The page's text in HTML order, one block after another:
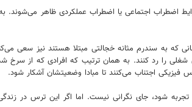
اضطراب اجتماعی یا اضطراب عملکردی ظاهر
به سندرم مثانه خجالتی مبتلا هستند نیز سعی
را رد کنند. به همان ترتیب که افرادی که از
اجتناب می‌کنند تا مبادا وضعیتشان آشکار شود.
شود، جای نگرانی نیست. اما اگر این ترس در